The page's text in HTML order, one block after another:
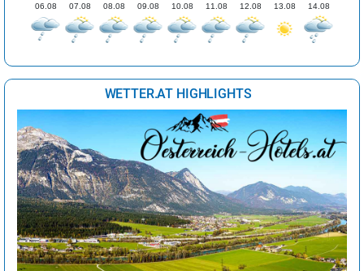
06.08 07.08 08.08 09.08 10.08 11.08 12.08 13.08 14.08
WETTER.AT HIGHLIGHTS